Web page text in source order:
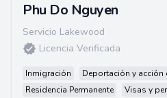
Phu Do Nguyen
Servicio Lakewood
Licencia Verificada
Inmigración
Deportación y acción
Residencia Permanente
Visas y